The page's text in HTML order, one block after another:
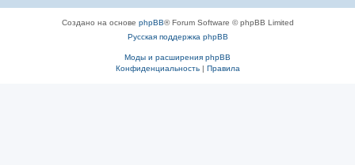
Создано на основе phpBB® Forum Software © phpBB Limited
Русская поддержка phpBB
Моды и расширения phpBB
Конфиденциальность| Правила